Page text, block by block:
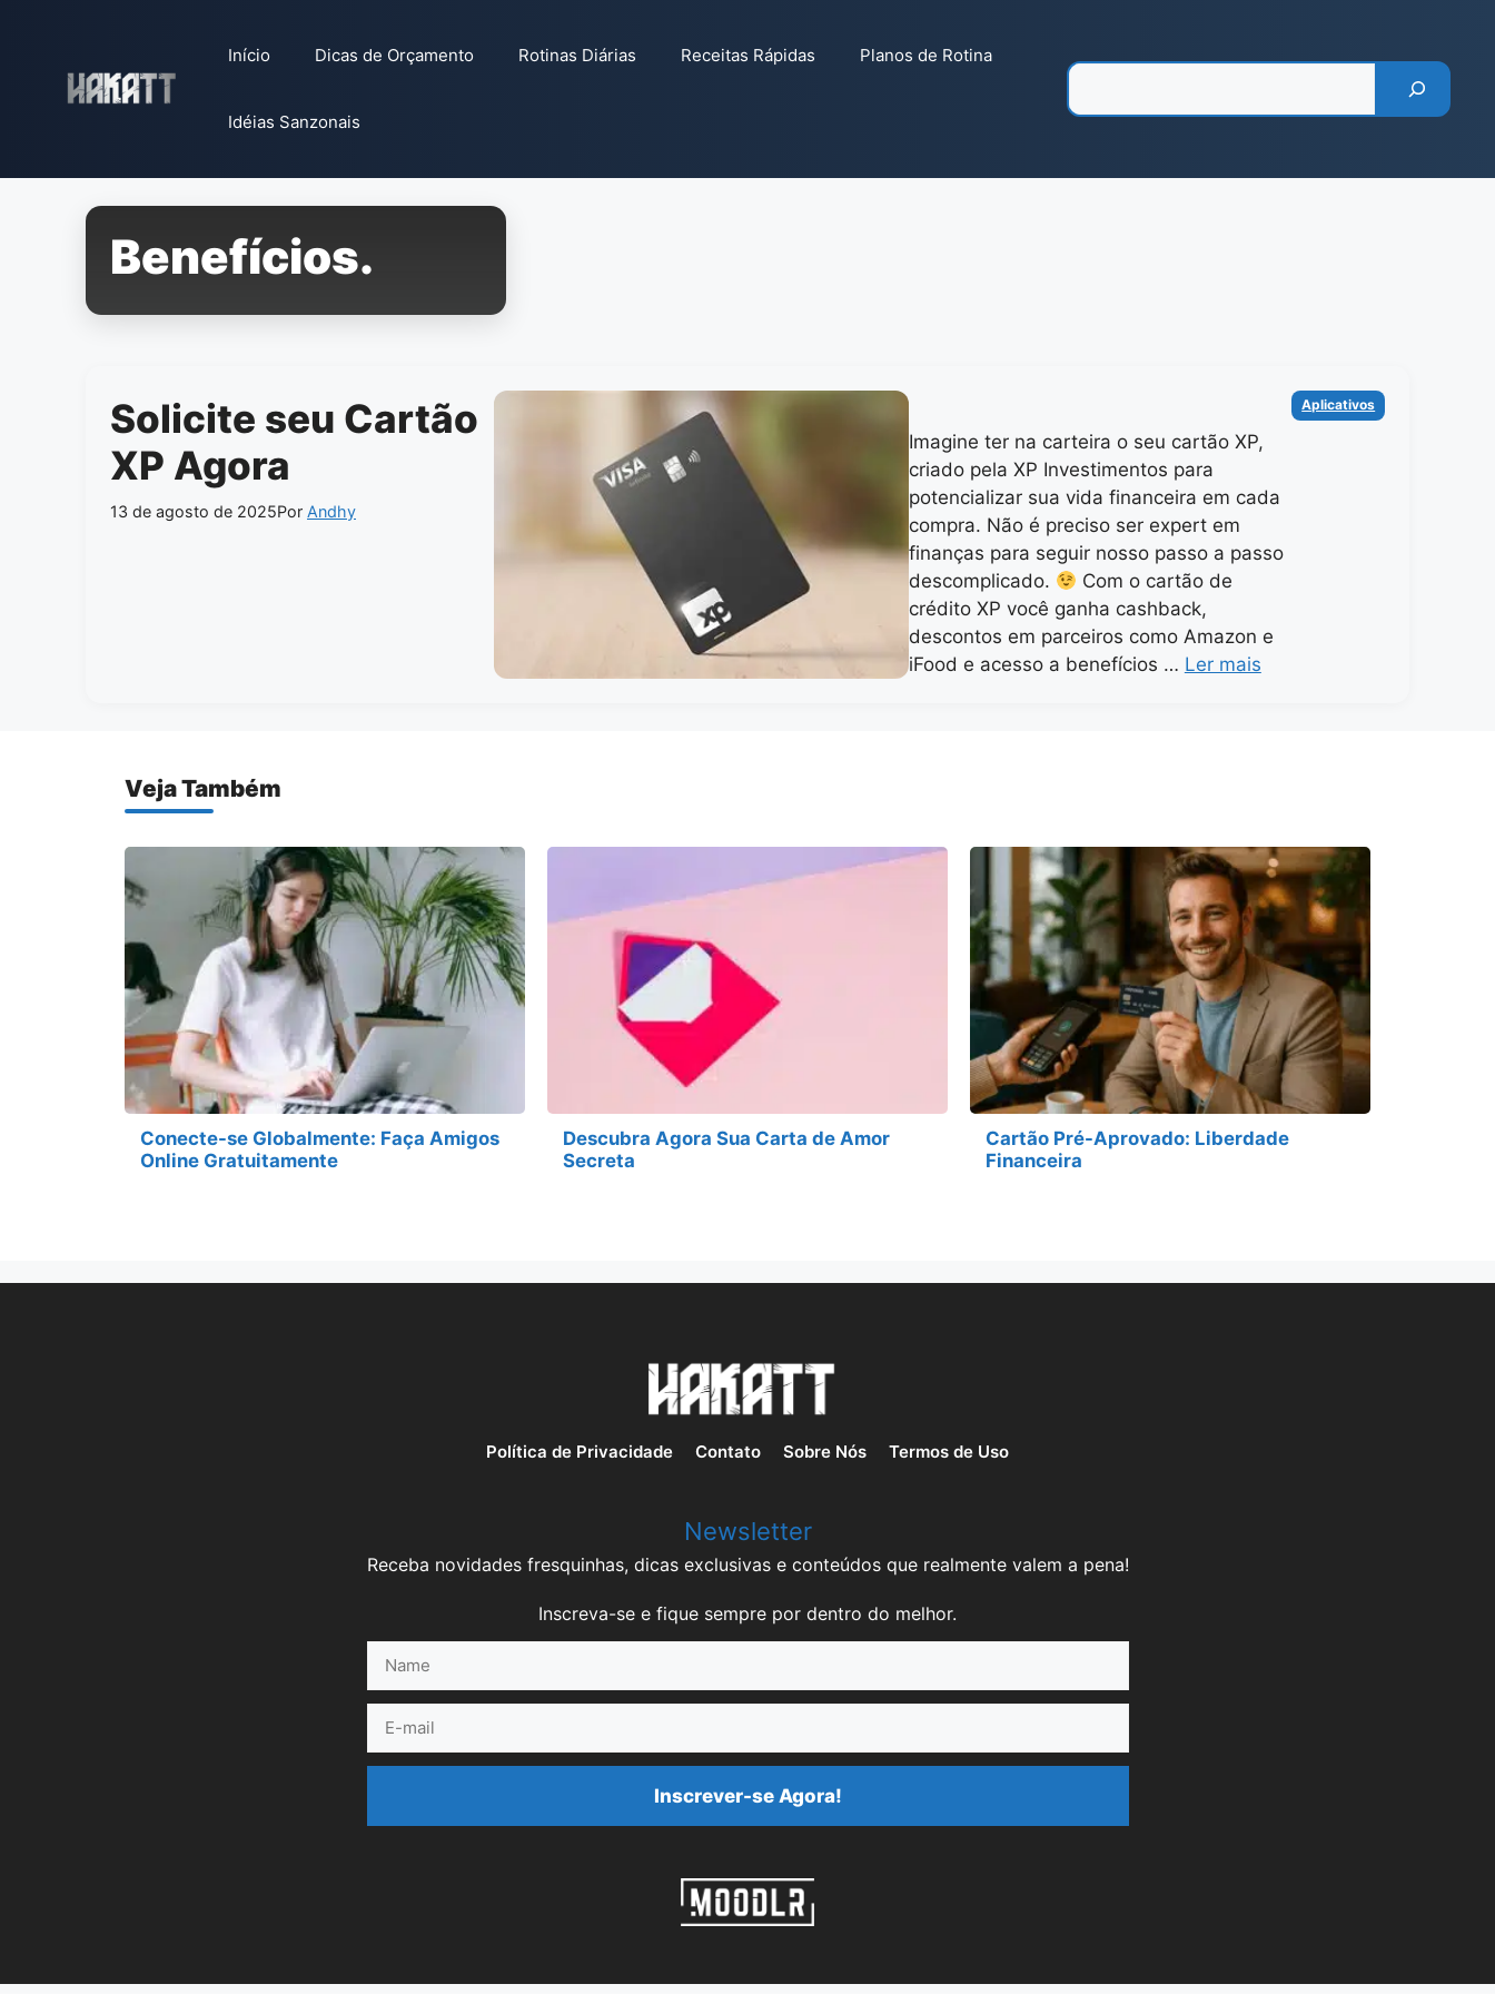
conteúdo
Início Dicas de Orçamento Rotinas Diárias Receitas Rápidas Planos de Rotina
Idéias Sanzonais
Benefícios.
Solicite seu Cartão
XP Agora
13 de agosto de 2025Por Andhy
Imagine ter na carteira o seu cartão XP,
criado pela XP Investimentos para
potencializar sua vida financeira em cada
compra. Não é preciso ser expert em
finanças para seguir nosso passo a passo
descomplicado.
Com o cartão de
crédito XP você ganha cashback,
descontos em parceiros como Amazon e
iFood e acesso a benefícios … Ler mais
Categorias
Aplicativos
Veja Também
Conecte-se Globalmente: Faça Amigos
Online Gratuitamente
Descubra Agora Sua Carta de Amor
Secreta
Cartão Pré-Aprovado: Liberdade
Financeira
Política de Privacidade Contato Sobre Nós Termos de Uso
Newsletter
Receba novidades fresquinhas, dicas exclusivas e conteúdos que realmente valem a pena!
Inscreva-se e fique sempre por dentro do melhor.
mail
Inscrever-se Agora!